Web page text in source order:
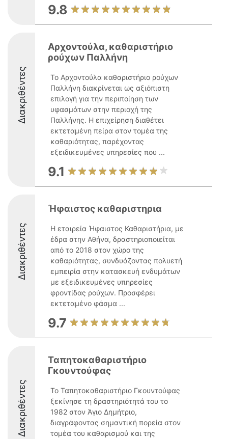
9.8
Διακριθέντες
Αρχοντούλα, καθαριστήριο
ρούχων Παλλήνη
Το Αρχοντούλα καθαριστήριο ρούχων
Παλλήνη διακρίνεται ως αξιόπιστη
επιλογή για την περιποίηση των
υφασμάτων στην περιοχή της
Παλλήνης. Η επιχείρηση διαθέτει
εκτεταμένη πείρα στον τομέα της
καθαριότητας, παρέχοντας
εξειδικευμένες υπηρεσίες που ...
9.1
Διακριθέντες
Ήφαιστος καθαριστηρια
Η εταιρεία Ήφαιστος Καθαριστήρια, με
έδρα στην Αθήνα, δραστηριοποιείται
από το 2018 στον χώρο της
καθαριότητας, συνδυάζοντας πολυετή
εμπειρία στην κατασκευή ενδυμάτων
με εξειδικευμένες υπηρεσίες
φροντίδας ρούχων. Προσφέρει
εκτεταμένο φάσμα ...
9.7
Διακριθέντες
Ταπητοκαθαριστήριο
Γκουντούφας
Το Ταπητοκαθαριστήριο Γκουντούφας
ξεκίνησε τη δραστηριότητά του το
1982 στον Άγιο Δημήτριο,
διαγράφοντας σημαντική πορεία στον
τομέα του καθαρισμού και της